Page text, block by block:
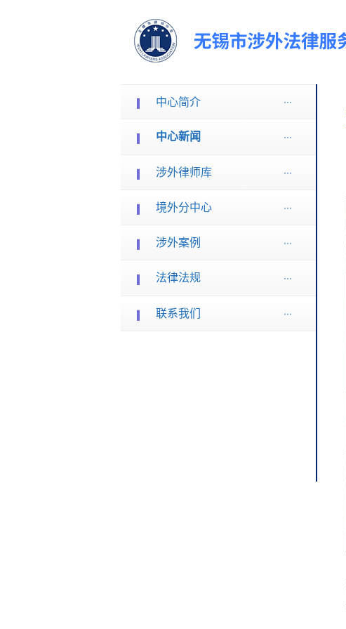
中心简介
中心新闻
涉外律师库
境外分中心
涉外案例
法律法规
联系我们